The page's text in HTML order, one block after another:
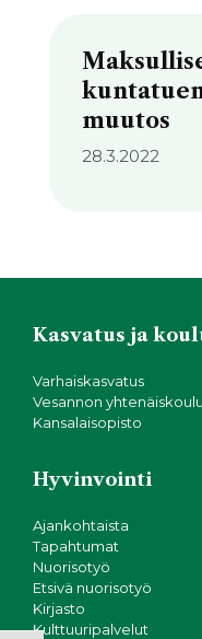
muutos
28.3.2022
Kasvatus ja
Varhaiskasvatus
Vesannon
Kansalaisopisto
Hyvinvointi
Ajankohtaista
Tapahtumat
Nuorisotyö
Etsivä nuorisotyö
Kirjasto
Kulttuuripalvelut